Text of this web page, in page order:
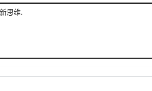
思维.